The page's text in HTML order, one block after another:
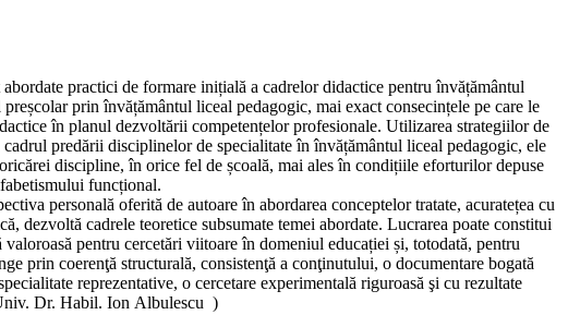
abordate practici de formare inițială a cadrelor didactice pentru învățământul
prin învățământul liceal pedagogic, mai exact consecințele pe care le
în planul dezvoltării competențelor profesionale. Utilizarea strategiilor de
cadrul predării disciplinelor de specialitate în învățământul liceal pedagogic, ele
discipline, în orice fel de școală, mai ales în condițiile eforturilor depuse
funcțional.
personală oferită de autoare în abordarea conceptelor tratate, acuratețea cu
dezvoltă cadrele teoretice subsumate temei abordate. Lucrarea poate constitui
valoroasă pentru cercetări viitoare în domeniul educației și, totodată, pentru
prin coerenţă structurală, consistenţă a conţinutului, o documentare bogată
reprezentative, o cercetare experimentală riguroasă şi cu rezultate
Dr. Habil. Ion Albulescu )